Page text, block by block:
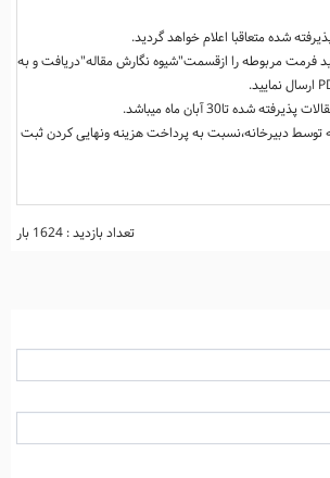
شده متعاقبا اعلام خواهد گردید.
فرمت مربوطه را ازقسمت"شیوه نگارش مقاله"دریافت و به
شده تا30 آبان ماه می­باشد.
توسط دبیرخانه،نسبت به پرداخت هزینه ونهایی کردن ثبت
تعداد بازدید : 1624 بار